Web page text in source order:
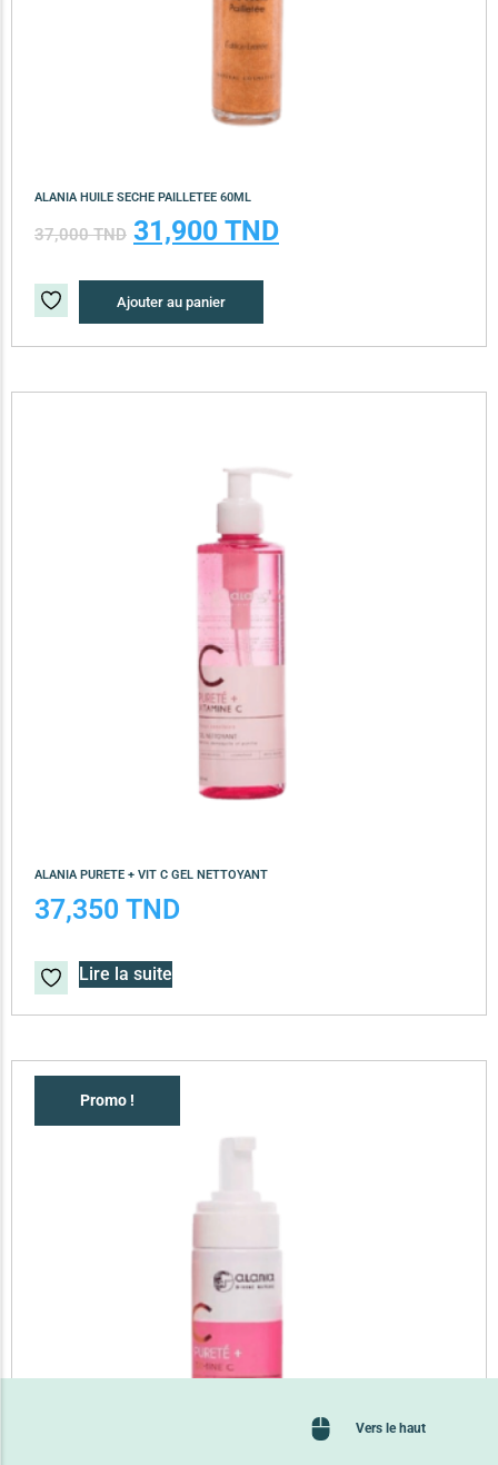
Promo !
ALANIA PURETE + VIT C GEL NETTOYANT
37,350 TND
Lire la suite
ALANIA HUILE SECHE PAILLETEE 60ML
37,000TND 31,900 TND
Ajouter au panier
Vers le haut